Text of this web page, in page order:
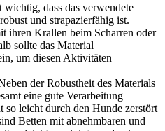
wichtig, dass das verwendete
und strapazierfähig ist.
ihren Krallen beim Scharren oder
sollte das Material
um diesen Aktivitäten
der Robustheit des Materials
eine gute Verarbeitung
so leicht durch den Hunde zerstört
Betten mit abnehmbaren und